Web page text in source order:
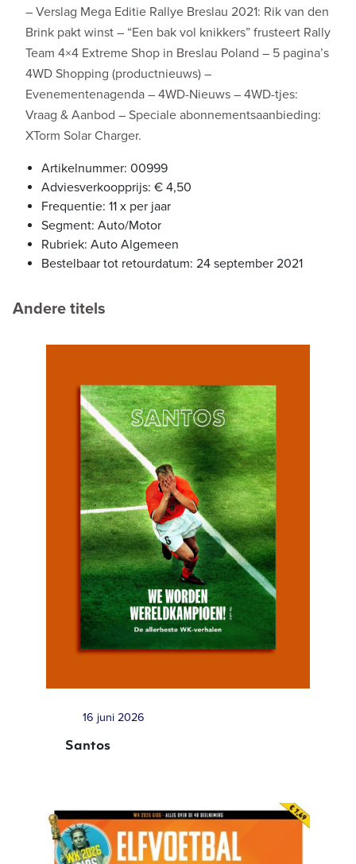
– Verslag Mega Editie Rallye Breslau 2021: Rik van den
Brink pakt winst – “Een bak vol knikkers” frusteert Rally
Team 4×4 Extreme Shop in Breslau Poland – 5 pagina’s
4WD Shopping (productnieuws) –
Evenementenagenda – 4WD-Nieuws – 4WD-tjes:
Vraag & Aanbod – Speciale abonnementsaanbieding:
XTorm Solar Charger.
Artikelnummer: 00999
Adviesverkoopprijs: € 4,50
Frequentie: 11 x per jaar
Segment: Auto/Motor
Rubriek: Auto Algemeen
Bestelbaar tot retourdatum: 24 september 2021
Andere titels
16 juni 2026
Santos